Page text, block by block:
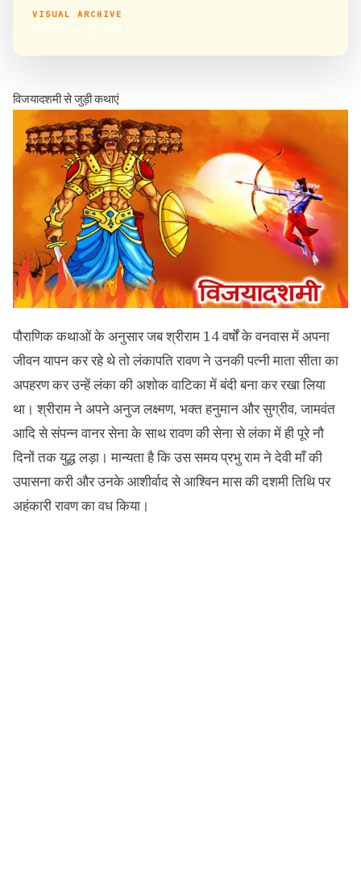
VISUAL ARCHIVE
विजयादशमी से जुड़ी कथाएं
पौराणिक कथाओं के अनुसार जब श्रीराम 14 वर्षों के वनवास में अपना
जीवन यापन कर रहे थे तो लंकापति रावण ने उनकी पत्नी माता सीता का
अपहरण कर उन्हें लंका की अशोक वाटिका में बंदी बना कर रखा लिया
था। श्रीराम ने अपने अनुज लक्ष्मण, भक्त हनुमान और सुग्रीव, जामवंत
आदि से संपन्न वानर सेना के साथ रावण की सेना से लंका में ही पूरे नौ
दिनों तक युद्ध लड़ा। मान्यता है कि उस समय प्रभु राम ने देवी माँ की
उपासना करी और उनके आशीर्वाद से आश्विन मास की दशमी तिथि पर
अहंकारी रावण का वध किया।